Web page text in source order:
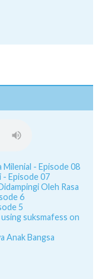
Milenial - Episode 08
- Episode 07
Oleh Rasa
6
5
suksmafess on
Anak Bangsa